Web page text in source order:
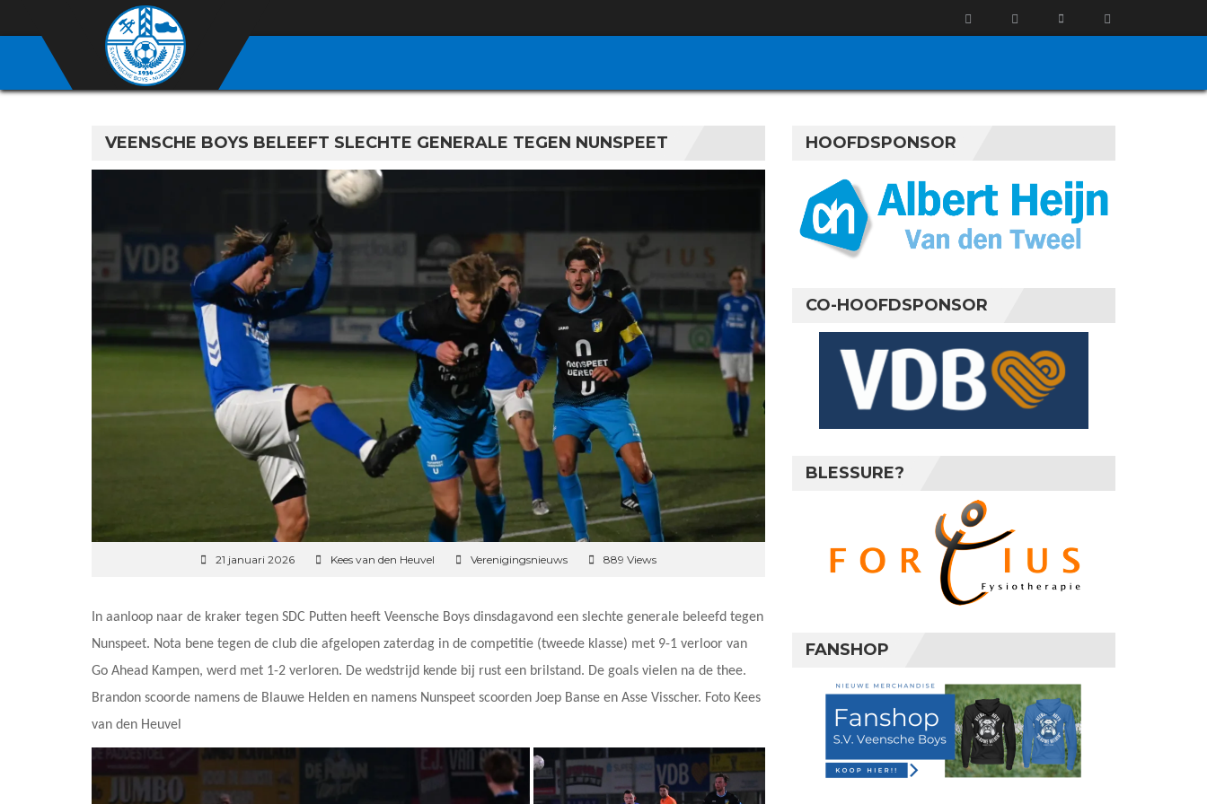
VEENSCHE BOYS BELEEFT SLECHTE GENERALE TEGEN NUNSPEET
21 januari 2026 Kees van den Heuvel Verenigingsnieuws 889 Views
In aanloop naar de kraker tegen SDC Putten heeft Veensche Boys dinsdagavond een slechte generale beleefd tegen
Nunspeet. Nota bene tegen de club die afgelopen zaterdag in de competitie (tweede klasse) met 9-1 verloor van
Go Ahead Kampen, werd met 1-2 verloren. De wedstrijd kende bij rust een brilstand. De goals vielen na de thee.
Brandon scoorde namens de Blauwe Helden en namens Nunspeet scoorden Joep Banse en Asse Visscher. Foto Kees
van den Heuvel
HOOFDSPONSOR
CO-HOOFDSPONSOR
BLESSURE?
FANSHOP